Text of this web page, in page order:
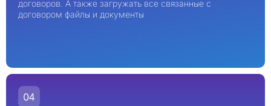
договоров. А также загружать все связанные с
договором файлы и документы